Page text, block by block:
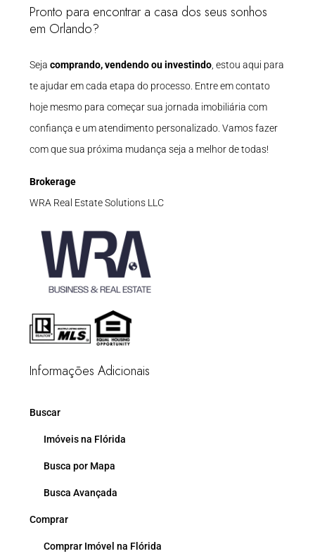
Pronto para encontrar a casa dos seus sonhos
em Orlando?
Seja comprando, vendendo ou investindo , estou aqui para
te ajudar em cada etapa do processo. Entre em contato
hoje mesmo para começar sua jornada imobiliária com
confiança e um atendimento personalizado. Vamos fazer
com que sua próxima mudança seja a melhor de todas!
Brokerage
WRA Real Estate Solutions LLC
Informações Adicionais
Buscar
Imóveis na Flórida
Busca por Mapa
Busca Avançada
Comprar
Comprar Imóvel na Flórida